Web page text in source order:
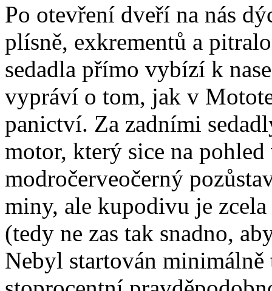
Po otevření dveří na nás
plísně, exkrementů a
sedadla přímo vybízí k
vypráví o tom, jak v
panictví. Za zadními
motor, který sice na
modročerveočerný
miny, ale kupodivu je
(tedy ne zas tak snadno,
Nebyl startován minimálně